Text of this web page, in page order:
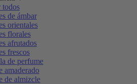
todos
de ámbar
orientales
florales
afrutados
frescos
de perfume
amaderado
de almizcle